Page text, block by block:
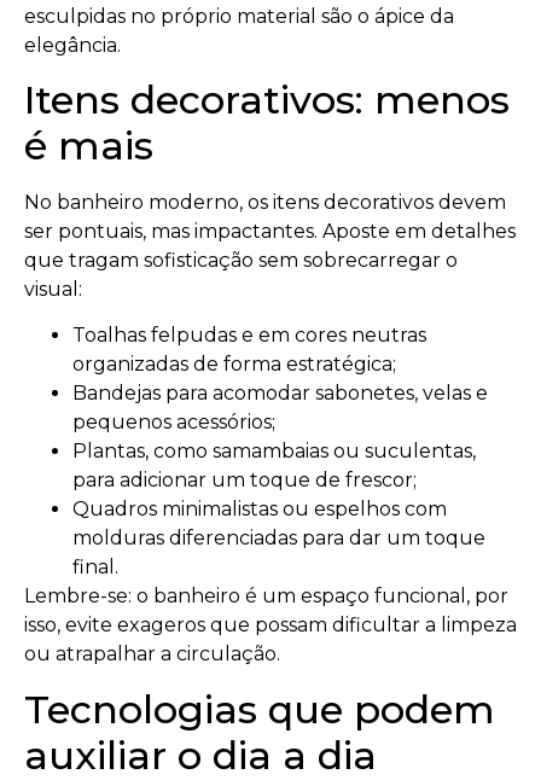
esculpidas no próprio material são o ápice da
elegância.
Itens decorativos: menos
é mais
No banheiro moderno, os itens decorativos devem
ser pontuais, mas impactantes. Aposte em detalhes
que tragam sofisticação sem sobrecarregar o
visual:
Toalhas felpudas e em cores neutras
organizadas de forma estratégica;
Bandejas para acomodar sabonetes, velas e
pequenos acessórios;
Plantas, como samambaias ou suculentas,
para adicionar um toque de frescor;
Quadros minimalistas ou espelhos com
molduras diferenciadas para dar um toque
final.
Lembre-se: o banheiro é um espaço funcional, por
isso, evite exageros que possam dificultar a limpeza
ou atrapalhar a circulação.
Tecnologias que podem
auxiliar o dia a dia